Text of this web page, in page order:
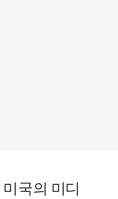
국의 미디